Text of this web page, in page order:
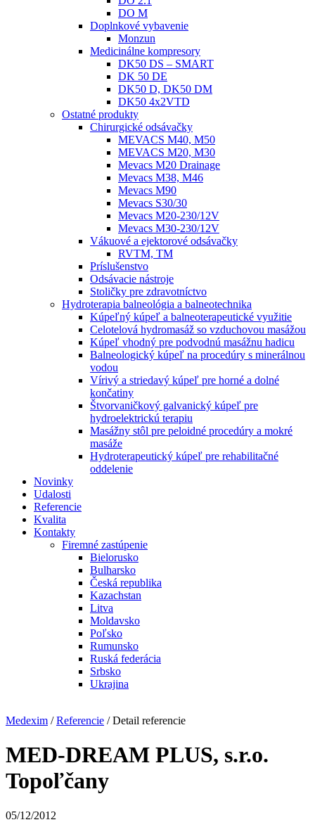
DO M
Doplnkové vybavenie
Monzun
Medicinálne kompresory
DK50 DS – SMART
DK 50 DE
DK50 D, DK50 DM
DK50 4x2VTD
Ostatné produkty
Chirurgické odsávačky
MEVACS M40, M50
MEVACS M20, M30
Mevacs M20 Drainage
Mevacs M38, M46
Mevacs M90
Mevacs S30/30
Mevacs M20-230/12V
Mevacs M30-230/12V
Vákuové a ejektorové odsávačky
RVTM, TM
Príslušenstvo
Odsávacie nástroje
Stoličky pre zdravotníctvo
Hydroterapia balneológia a balneotechnika
Kúpeľný kúpeľ a balneoterapeutické využitie
Celotelová hydromasáž so vzduchovou masážou
Kúpeľ vhodný pre podvodnú masážnu hadicu
Balneologický kúpeľ na procedúry s minerálnou
vodou
Vírivý a striedavý kúpeľ pre horné a dolné
končatiny
Štvorvaničkový galvanický kúpeľ pre
hydroelektrickú terapiu
Masážny stôl pre peloidné procedúry a mokré
masáže
Hydroterapeutický kúpeľ pre rehabilitačné
oddelenie
Novinky
Udalosti
Referencie
Kvalita
Kontakty
Firemné zastúpenie
Bielorusko
Bulharsko
Česká republika
Kazachstan
Litva
Moldavsko
Poľsko
Rumunsko
Ruská federácia
Srbsko
Ukrajina
Medexim /Referencie / Detail referencie
MED-DREAM PLUS, s.r.o.
Topoľčany
05/12/2012